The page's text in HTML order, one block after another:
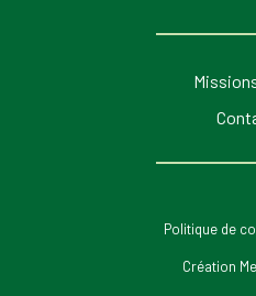
Politique de
Création